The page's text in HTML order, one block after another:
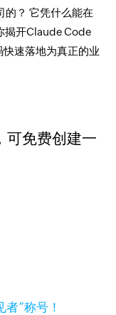
的？ 它凭什么能在
揭开Claude Code
速落地为真正的业
可免费创建一
”称号！